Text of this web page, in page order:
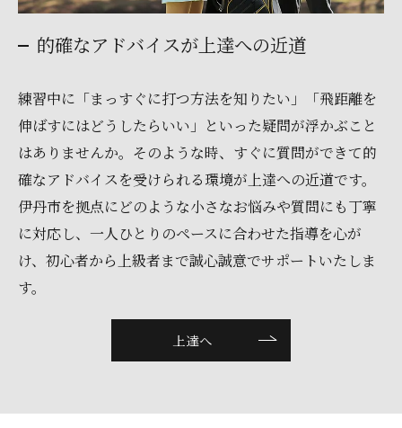
的確なアドバイスが上達への近道
練習中に「まっすぐに打つ方法を知りたい」「飛距離を
伸ばすにはどうしたらいい」といった疑問が浮かぶこと
はありませんか。そのような時、すぐに質問ができて的
確なアドバイスを受けられる環境が上達への近道です。
伊丹市を拠点にどのような小さなお悩みや質問にも丁寧
に対応し、一人ひとりのペースに合わせた指導を心が
け、初心者から上級者まで誠心誠意でサポートいたしま
す。
上達へ